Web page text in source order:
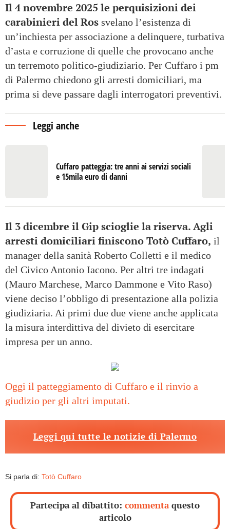
Il 4 novembre 2025 le perquisizioni dei
carabinieri del Ros svelano l’esistenza di
un’inchiesta per associazione a delinquere, turbativa
d’asta e corruzione di quelle che provocano anche
un terremoto politico-giudiziario. Per Cuffaro i pm
di Palermo chiedono gli arresti domiciliari, ma
prima si deve passare dagli interrogatori preventivi.
Leggi anche
Cuffaro patteggia: tre anni ai servizi sociali
e 15mila euro di danni
Il 3 dicembre il Gip scioglie la riserva. Agli
arresti domiciliari finiscono Totò Cuffaro, il
manager della sanità Roberto Colletti e il medico
del Civico Antonio Iacono. Per altri tre indagati
(Mauro Marchese, Marco Dammone e Vito Raso)
viene deciso l’obbligo di presentazione alla polizia
giudiziaria. Ai primi due due viene anche applicata
la misura interdittiva del divieto di esercitare
impresa per un anno.
Oggi il patteggiamento di Cuffaro e il rinvio a
giudizio per gli altri imputati.
Leggi qui tutte le notizie di Palermo
Si parla di: Totò Cuffaro
Partecipa al dibattito: commentaquesto
articolo